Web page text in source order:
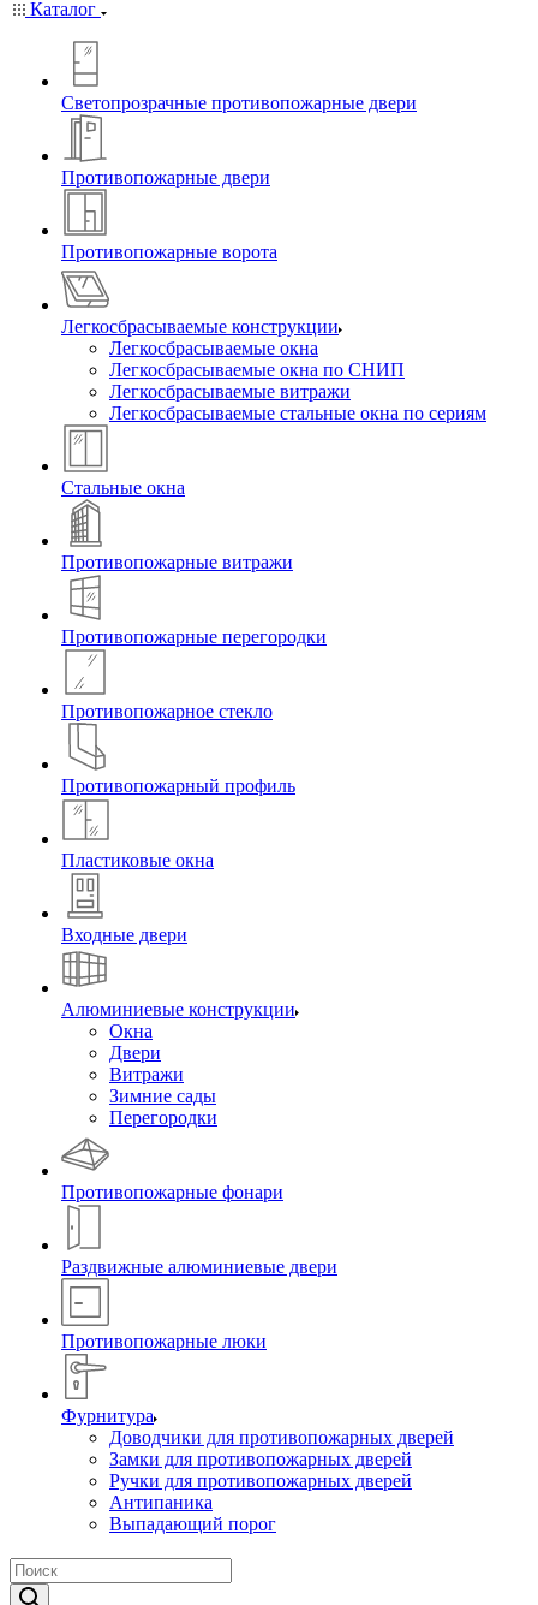
Каталог
Светопрозрачные противопожарные двери
Противопожарные двери
Противопожарные ворота
Легкосбрасываемые конструкции
Легкосбрасываемые окна
Легкосбрасываемые окна по СНИП
Легкосбрасываемые витражи
Легкосбрасываемые стальные окна по сериям
Стальные окна
Противопожарные витражи
Противопожарные перегородки
Противопожарное стекло
Противопожарный профиль
Пластиковые окна
Входные двери
Алюминиевые конструкции
Окна
Двери
Витражи
Зимние сады
Перегородки
Противопожарные фонари
Раздвижные алюминиевые двери
Противопожарные люки
Фурнитура
Доводчики для противопожарных дверей
Замки для противопожарных дверей
Ручки для противопожарных дверей
Антипаника
Выпадающий порог